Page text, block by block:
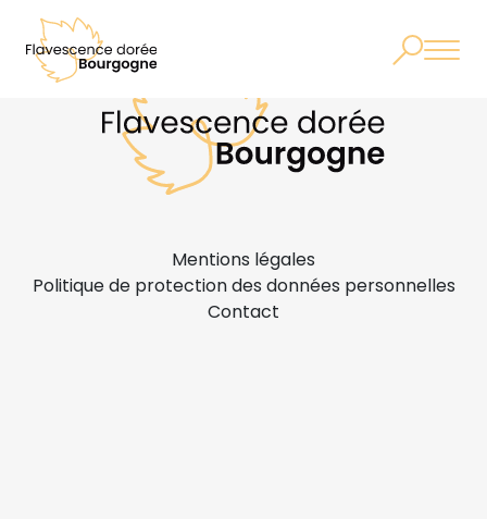
Mentions légales
Politique de protection des données personnelles
Contact